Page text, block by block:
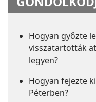
Hogyan győzte
visszatartották
legyen?
Hogyan fejezte
Péterben?